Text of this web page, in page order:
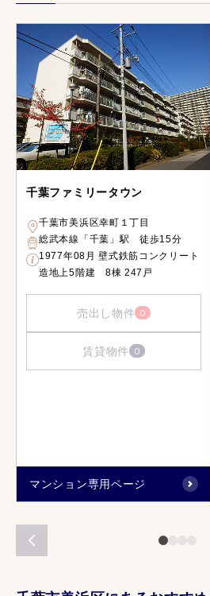
千葉ファミリータウン
千葉市美浜区幸町１丁目
総武本線「千葉」駅 徒歩15分
1977年08月 壁式鉄筋コンクリート
造地上5階建 8棟 247戸
売出し物件 0
賃貸物件 0
マンション専用ページ